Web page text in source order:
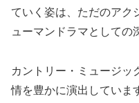
ていく姿は、ただのアク
ューマンドラマとしての
カントリー・ミュージッ
情を豊かに演出していま